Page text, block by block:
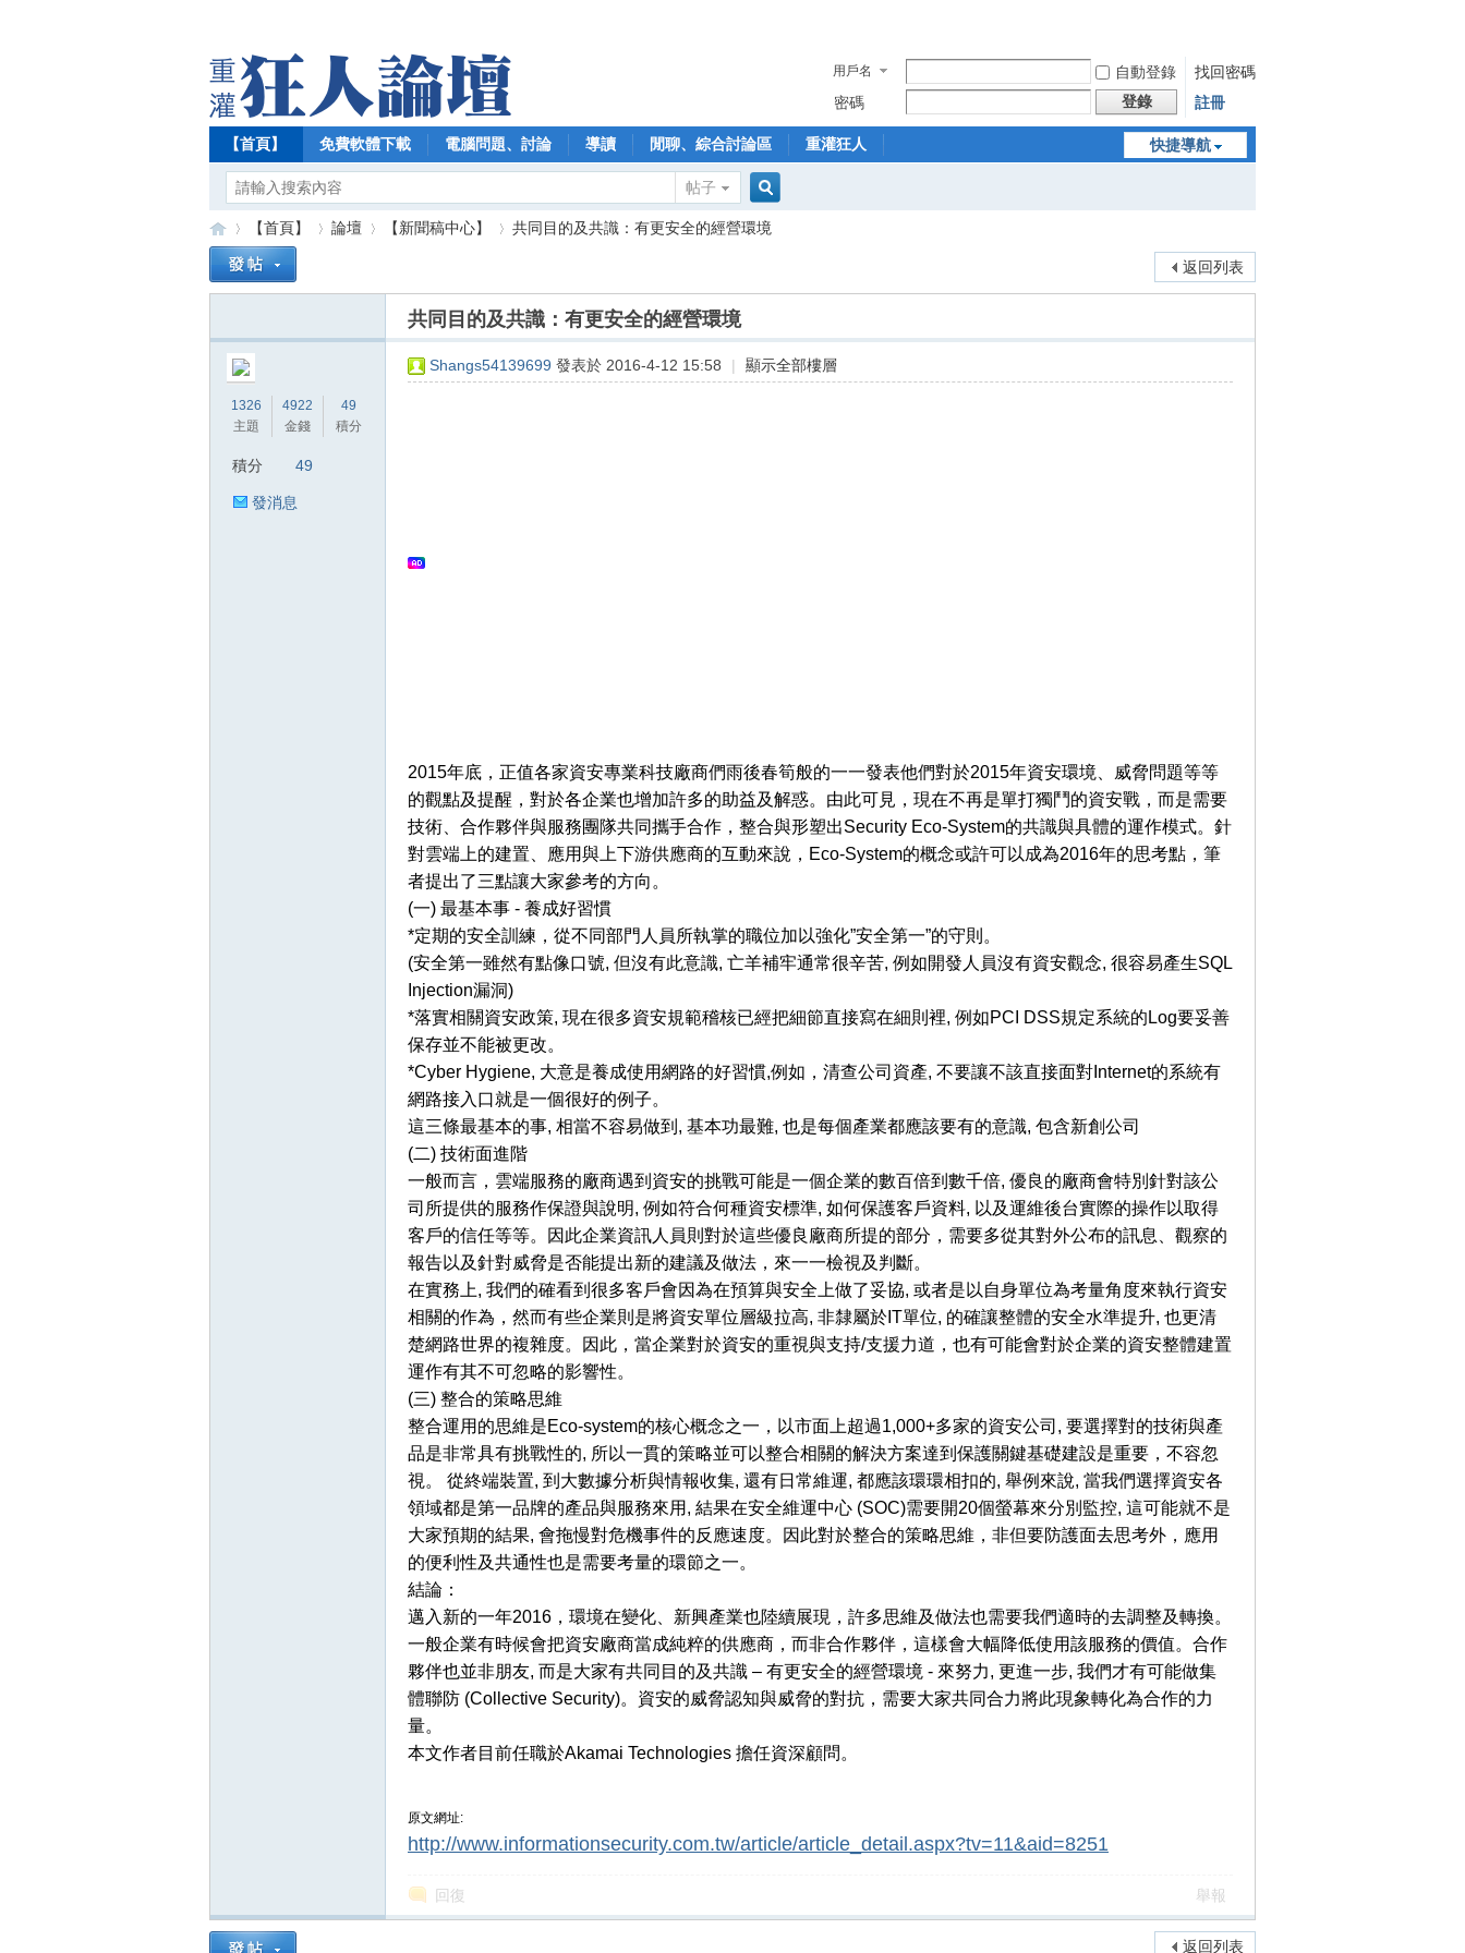
用戶名 自動登錄
找回密碼
密碼
登錄 註冊
快捷導航
【首頁】 免費軟體下載 電腦問題、討論 導讀 閒聊、綜合討論區 重灌狂人
帖子
搜
【首頁】 論壇 【新聞稿中心】
›
共同目的及共識：有更安全的經營環境
返回列表
共同目的及共識：有更安全的經營環境
1326
主題
4922
金錢
49
積分
積分 49
發消息
Shangs54139699 發表於 2016-4-12 15:58 | 顯示全部樓層
2015年底，正值各家資安專業科技廠商們雨後春筍般的一一發表他們對於2015年資安環境、威脅問題等等
的觀點及提醒，對於各企業也增加許多的助益及解惑。由此可見，現在不再是單打獨鬥的資安戰，而是需要
技術、合作夥伴與服務團隊共同攜手合作，整合與形塑出Security Eco-System的共識與具體的運作模式。針
對雲端上的建置、應用與上下游供應商的互動來說，Eco-System的概念或許可以成為2016年的思考點，筆
者提出了三點讓大家參考的方向。
(一) 最基本事 - 養成好習慣
*定期的安全訓練，從不同部門人員所執掌的職位加以強化”安全第一”的守則。
(安全第一雖然有點像口號, 但沒有此意識, 亡羊補牢通常很辛苦, 例如開發人員沒有資安觀念, 很容易產生SQL
Injection漏洞)
*落實相關資安政策, 現在很多資安規範稽核已經把細節直接寫在細則裡, 例如PCI DSS規定系統的Log要妥善
保存並不能被更改。
*Cyber Hygiene, 大意是養成使用網路的好習慣,例如，清查公司資產, 不要讓不該直接面對Internet的系統有
網路接入口就是一個很好的例子。
這三條最基本的事, 相當不容易做到, 基本功最難, 也是每個產業都應該要有的意識, 包含新創公司
(二) 技術面進階
一般而言，雲端服務的廠商遇到資安的挑戰可能是一個企業的數百倍到數千倍, 優良的廠商會特別針對該公
司所提供的服務作保證與說明, 例如符合何種資安標準, 如何保護客戶資料, 以及運維後台實際的操作以取得
客戶的信任等等。因此企業資訊人員則對於這些優良廠商所提的部分，需要多從其對外公布的訊息、觀察的
報告以及針對威脅是否能提出新的建議及做法，來一一檢視及判斷。
在實務上, 我們的確看到很多客戶會因為在預算與安全上做了妥協, 或者是以自身單位為考量角度來執行資安
相關的作為，然而有些企業則是將資安單位層級拉高, 非隸屬於IT單位, 的確讓整體的安全水準提升, 也更清
楚網路世界的複雜度。因此，當企業對於資安的重視與支持/支援力道，也有可能會對於企業的資安整體建置
運作有其不可忽略的影響性。
(三) 整合的策略思維
整合運用的思維是Eco-system的核心概念之一，以市面上超過1,000+多家的資安公司, 要選擇對的技術與產
品是非常具有挑戰性的, 所以一貫的策略並可以整合相關的解決方案達到保護關鍵基礎建設是重要，不容忽
視。 從終端裝置, 到大數據分析與情報收集, 還有日常維運, 都應該環環相扣的, 舉例來說, 當我們選擇資安各
領域都是第一品牌的產品與服務來用, 結果在安全維運中心 (SOC)需要開20個螢幕來分別監控, 這可能就不是
大家預期的結果, 會拖慢對危機事件的反應速度。因此對於整合的策略思維，非但要防護面去思考外，應用
的便利性及共通性也是需要考量的環節之一。
結論：
邁入新的一年2016，環境在變化、新興產業也陸續展現，許多思維及做法也需要我們適時的去調整及轉換。
一般企業有時候會把資安廠商當成純粹的供應商，而非合作夥伴，這樣會大幅降低使用該服務的價值。合作
夥伴也並非朋友, 而是大家有共同目的及共識 – 有更安全的經營環境 - 來努力, 更進一步, 我們才有可能做集
體聯防 (Collective Security)。資安的威脅認知與威脅的對抗，需要大家共同合力將此現象轉化為合作的力
量。
本文作者目前任職於Akamai Technologies 擔任資深顧問。
原文網址:
http://www.informationsecurity.com.tw/article/article_detail.aspx?tv=11&aid=8251
回復 舉報
返回列表